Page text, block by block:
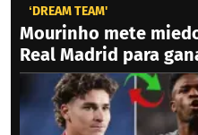
‘DREAM TEAM'
Mourinho mete
Real Madrid para